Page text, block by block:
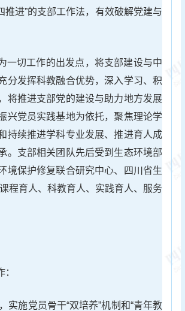
进”的支部工作法，有效破解党建与
一切工作的出发点，将支部建设与中
分发挥科教融合优势，深入学习、积
将推进支部党的建设与助力地方发展
兴党员实践基地为依托，聚焦理论学
持续推进学科专业发展、推进育人成
。支部相关团队先后受到生态环境部
境保护修复联合研究中心、四川省生
程育人、科教育人、实践育人、服务
实施党员骨干“双培养”机制和“青年教